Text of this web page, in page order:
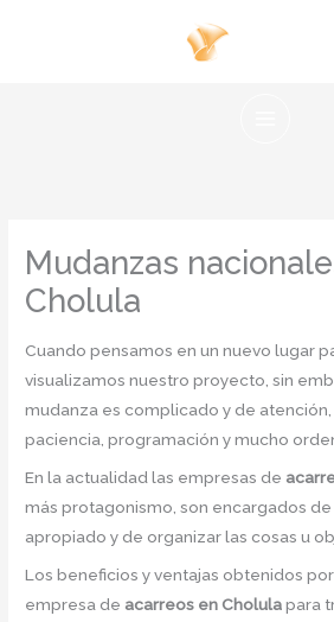
Mudanzas
Cholula
Cuando pensamos en un nuevo lugar
visualizamos nuestro proyecto, sin
mudanza es complicado y de
paciencia, programación y mucho
En la actualidad las empresas de
más protagonismo, son encargados
apropiado y de organizar las cosas u
Los beneficios y ventajas obtenidos
empresa de acarreos en Cholulapara